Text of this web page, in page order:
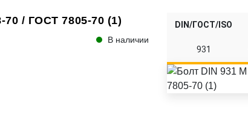
70 / ГОСТ 7805-70 (1)
В наличии
DIN/ГОСТ/ISO
931